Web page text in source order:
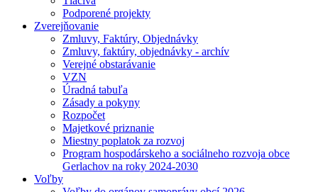
Podporené projekty
Zverejňovanie
Zmluvy, Faktúry, Objednávky
Zmluvy, faktúry, objednávky - archív
Verejné obstarávanie
VZN
Úradná tabuľa
Zásady a pokyny
Rozpočet
Majetkové priznanie
Miestny poplatok za rozvoj
Program hospodárskeho a sociálneho rozvoja obce
Gerlachov na roky 2024-2030
Voľby